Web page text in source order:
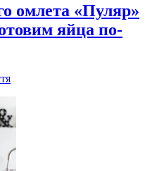
омлета «Пуляр»
яйца по-